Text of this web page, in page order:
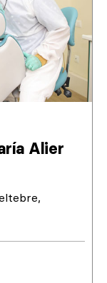
Alier